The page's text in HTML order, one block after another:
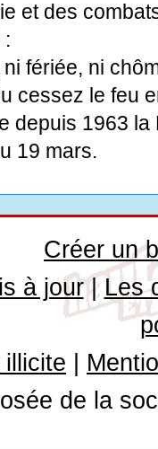
et des
:
fériée, ni
cessez le feu
depuis 1963 la
19 mars.
Créer un
à jour| Les
illicite
de la